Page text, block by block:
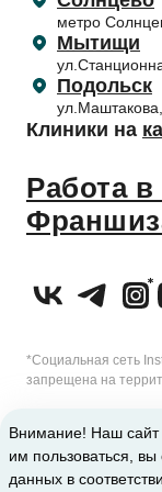
Внимание! Наш сайт
им пользоваться,
данных в
Профилактика и
Отбеливание зубов
Приём
Налоговый вычет
Согласие на
Согласие на
метро
Мытищи
Подольск
Клиники на
Работа
*Социальная сеть
запрещена на
ИМЕЮТСЯ